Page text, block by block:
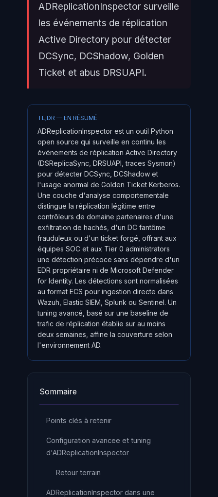
ADReplicationInspector surveille
les événements de réplication
Active Directory pour détecter
DCSync, DCShadow, Golden
Ticket et abus DRSUAPI.
TL;DR — EN RÉSUMÉ
ADReplicationInspector est un outil Python
open source qui surveille en continu les
événements de réplication Active Directory
(DSReplicaSync, DRSUAPI, traces Sysmon)
pour détecter DCSync, DCShadow et
l'usage anormal de Golden Ticket Kerberos.
Une couche d'analyse comportementale
distingue la réplication légitime entre
contrôleurs de domaine partenaires d'une
exfiltration de hachés, d'un DC fantôme
frauduleux ou d'un ticket forgé, offrant aux
équipes SOC et aux Tier 0 administrators
une détection précoce sans dépendre d'un
EDR propriétaire ni de Microsoft Defender
for Identity. Les détections sont normalisées
au format ECS pour ingestion directe dans
Wazuh, Elastic SIEM, Splunk ou Sentinel. Un
tuning avancé, basé sur une baseline de
trafic de réplication établie sur au moins
deux semaines, affine la couverture selon
l'environnement AD.
Sommaire
Points clés à retenir
Configuration avancee et tuning
d'ADReplicationInspector
Retour terrain
ADReplicationInspector dans une